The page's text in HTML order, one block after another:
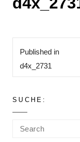
Published in
d4x_2731
SUCHE:
Search